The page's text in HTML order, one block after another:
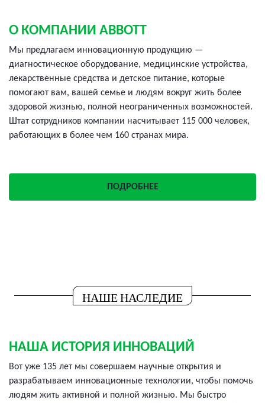
О КОМПАНИИ ABBOTT
Мы предлагаем инновационную продукцию —
диагностическое оборудование, медицинские устройства,
лекарственные средства и детское питание, которые
помогают вам, вашей семье и людям вокруг жить более
здоровой жизнью, полной неограниченных возможностей.
Штат сотрудников компании насчитывает 115 000 человек,
работающих в более чем 160 странах мира.
ПОДРОБНЕЕ
НАШЕ НАСЛЕДИЕ
НАША ИСТОРИЯ ИННОВАЦИЙ
Вот уже 135 лет мы совершаем научные открытия и
разрабатываем инновационные технологии, чтобы помочь
людям жить активной и полной жизнью. Мы быстро